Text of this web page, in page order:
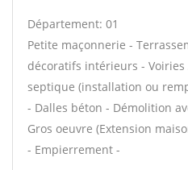
Département: 01
Petite maçonnerie -
décoratifs intérieurs - Voiries
septique (installation ou
- Dalles béton - Démolition
Gros oeuvre (Extension
- Empierrement -